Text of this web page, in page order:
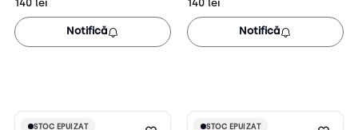
Notifică Notifică
STOC EPUIZAT
STOC EPUIZAT STOC EPUIZAT
STOC EPUIZAT